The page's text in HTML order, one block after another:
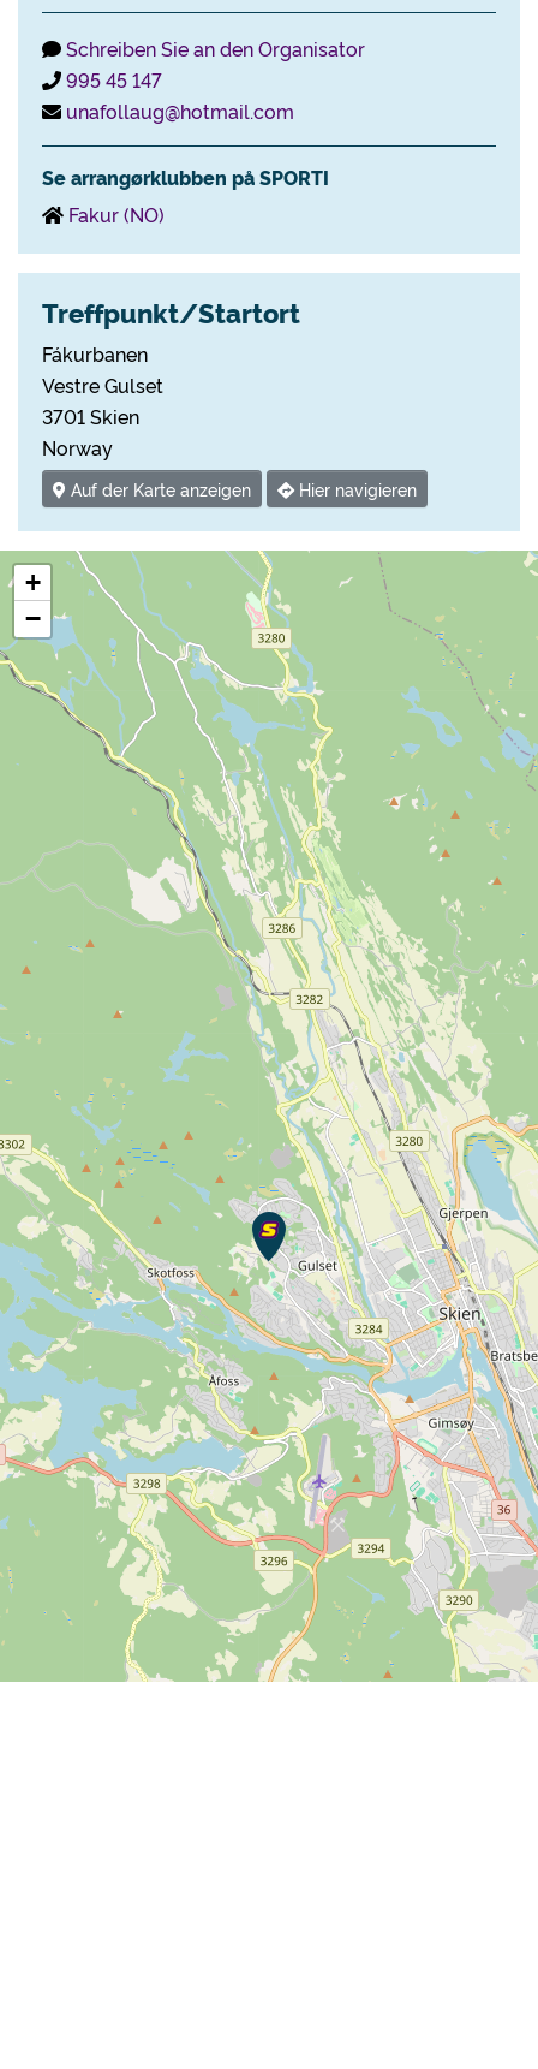
Schreiben Sie an den Organisator
995 45 147
unafollaug@hotmail.com
Se arrangørklubben på SPORTI
Fakur (NO)
Treffpunkt/Startort
Fákurbanen
Vestre Gulset
3701 Skien
Norway
Auf der Karte anzeigen Hier navigieren
+
−